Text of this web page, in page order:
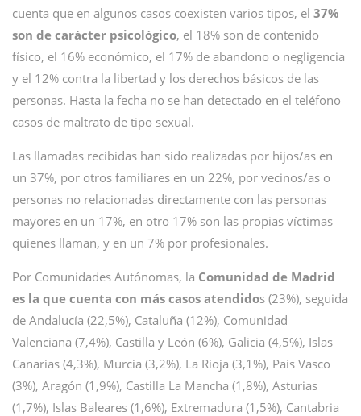
cuenta que en algunos casos coexisten varios tipos, el 37%
son de carácter psicológico, el 18% son de contenido
físico, el 16% económico, el 17% de abandono o negligencia
y el 12% contra la libertad y los derechos básicos de las
personas. Hasta la fecha no se han detectado en el teléfono
casos de maltrato de tipo sexual.
Las llamadas recibidas han sido realizadas por hijos/as en
un 37%, por otros familiares en un 22%, por vecinos/as o
personas no relacionadas directamente con las personas
mayores en un 17%, en otro 17% son las propias víctimas
quienes llaman, y en un 7% por profesionales.
Por Comunidades Autónomas, la Comunidad de Madrid
es la que cuenta con más casos atendidos (23%), seguida
de Andalucía (22,5%), Cataluña (12%), Comunidad
Valenciana (7,4%), Castilla y León (6%), Galicia (4,5%), Islas
Canarias (4,3%), Murcia (3,2%), La Rioja (3,1%), País Vasco
(3%), Aragón (1,9%), Castilla La Mancha (1,8%), Asturias
(1,7%), Islas Baleares (1,6%), Extremadura (1,5%), Cantabria